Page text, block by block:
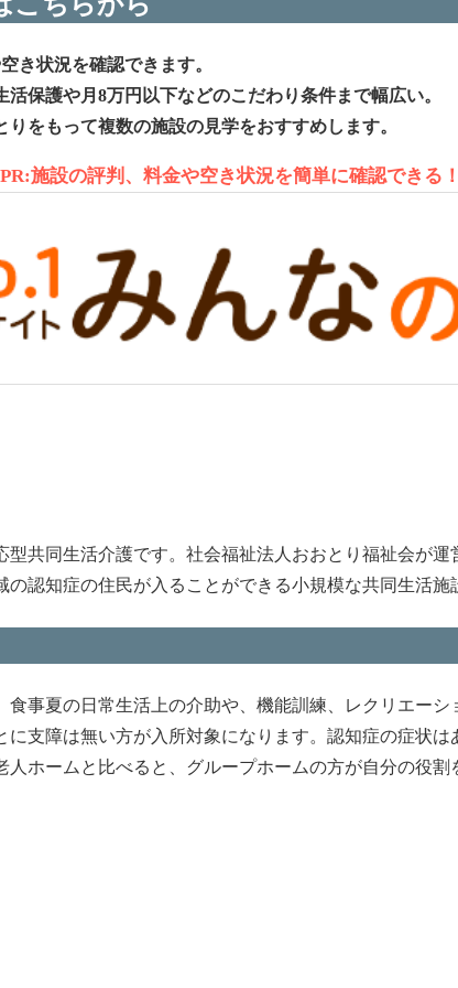
き状況を確認できます。
保護や月8万円以下などのこだわり条件まで幅広い。
をもって複数の施設の見学をおすすめします。
PR:施設の評判、料金や空き状況を簡単に確認できる
共同生活介護です。社会福祉法人おおとり福祉会が
認知症の住民が入ることができる小規模な共同生活施
事夏の日常生活上の介助や、機能訓練、レクリエー
支障は無い方が入所対象になります。認知症の症状
ホームと比べると、グループホームの方が自分の役